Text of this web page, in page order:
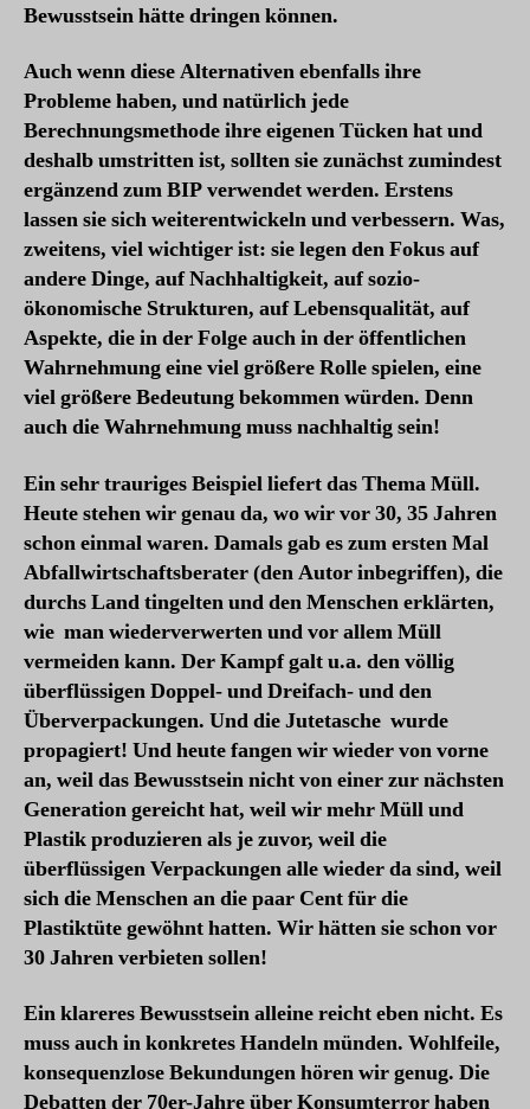
Bewusstsein hätte dringen können.
Auch wenn diese Alternativen ebenfalls ihre
Probleme haben, und natürlich jede
Berechnungsmethode ihre eigenen Tücken hat und
deshalb umstritten ist, sollten sie zunächst zumindest
ergänzend zum BIP verwendet werden. Erstens
lassen sie sich weiterentwickeln und verbessern. Was,
zweitens, viel wichtiger ist: sie legen den Fokus auf
andere Dinge, auf Nachhaltigkeit, auf sozio-
ökonomische Strukturen, auf Lebensqualität, auf
Aspekte, die in der Folge auch in der öffentlichen
Wahrnehmung eine viel größere Rolle spielen, eine
viel größere Bedeutung bekommen würden. Denn
auch die Wahrnehmung muss nachhaltig sein!
Ein sehr trauriges Beispiel liefert das Thema Müll.
Heute stehen wir genau da, wo wir vor 30, 35 Jahren
schon einmal waren. Damals gab es zum ersten Mal
Abfallwirtschaftsberater (den Autor inbegriffen), die
durchs Land tingelten und den Menschen erklärten,
wie man wiederverwerten und vor allem Müll
vermeiden kann. Der Kampf galt u.a. den völlig
überflüssigen Doppel- und Dreifach- und den
Überverpackungen. Und die Jutetasche wurde
propagiert! Und heute fangen wir wieder von vorne
an, weil das Bewusstsein nicht von einer zur nächsten
Generation gereicht hat, weil wir mehr Müll und
Plastik produzieren als je zuvor, weil die
überflüssigen Verpackungen alle wieder da sind, weil
sich die Menschen an die paar Cent für die
Plastiktüte gewöhnt hatten. Wir hätten sie schon vor
30 Jahren verbieten sollen!
Ein klareres Bewusstsein alleine reicht eben nicht. Es
muss auch in konkretes Handeln münden. Wohlfeile,
konsequenzlose Bekundungen hören wir genug. Die
Debatten der 70er-Jahre über Konsumterror haben